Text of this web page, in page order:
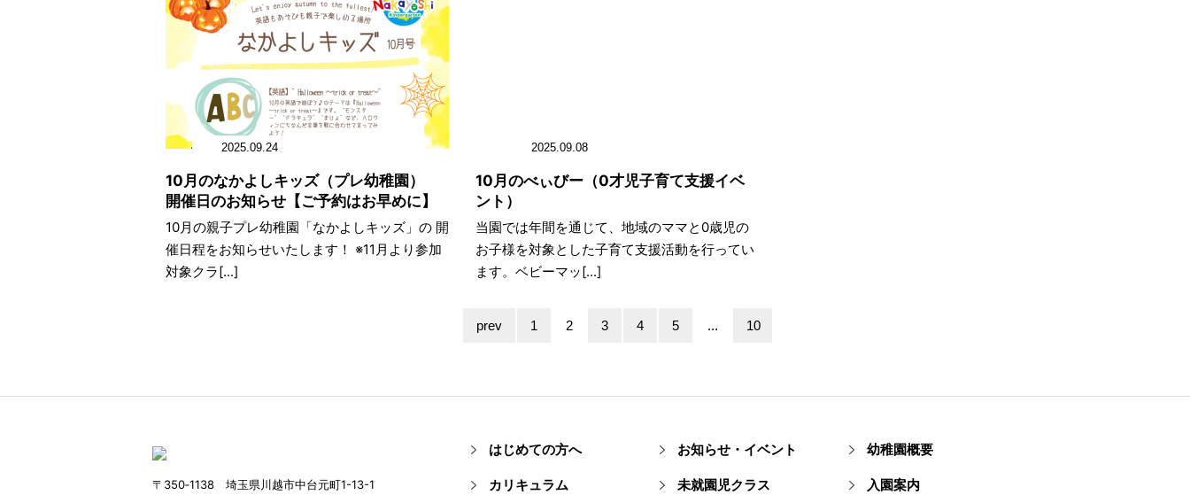
2025.09.24
10月のなかよしキッズ（プレ幼稚園）
開催日のお知らせ【ご予約はお早めに】
10月の親子プレ幼稚園「なかよしキッズ」の 開
催日程をお知らせいたします！ ※11月より参加
対象クラ[...]
2025.09.08
10月のべぃびー（0才児子育て支援イベ
ント）
当園では年間を通じて、地域のママと0歳児の
お子様を対象とした子育て支援活動を行ってい
ます。ベビーマッ[...]
prev 1 2 3 4 5 ... 10
はじめての方へ お知らせ・イベント 幼稚園概要
カリキュラム 未就園児クラス 入園案内
〒350‐1138 埼玉県川越市中台元町1-13-1